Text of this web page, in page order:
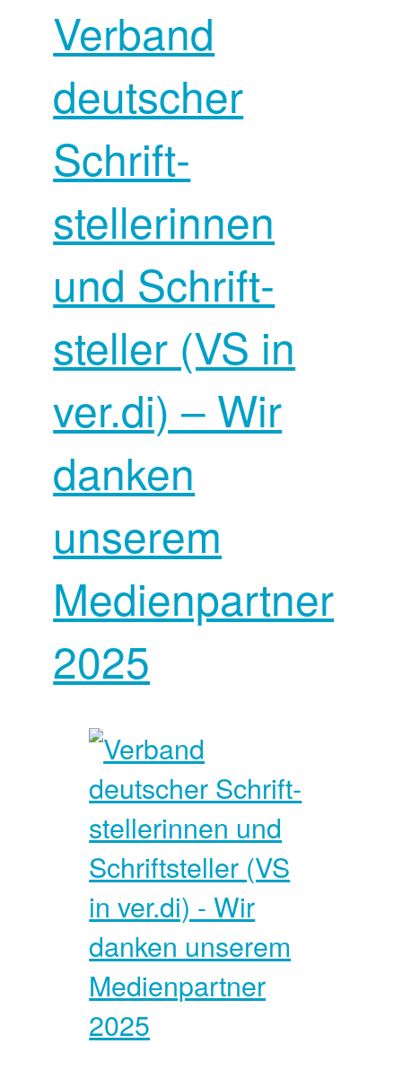
Verband
deutscher
Schrift­
stellerinnen
und Schrift­
steller (VS in
ver.di) – Wir
danken
unserem
Medienpartner
2025